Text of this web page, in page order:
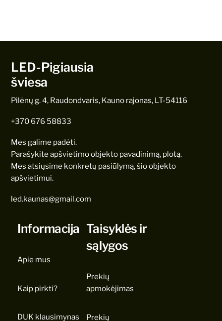
LED-Pigiausia
šviesa
Pilėnų g. 4, Raudondvaris, Kauno rajonas, LT-54116
+370 676 58833
Mes galime padėti.
Parašykite apšvietimo objekto pavadinimą, plotą.
Mes atsiųsime konkretų pasiūlymą, šio objekto
apšvietimui.
led.kaunas@gmail.com
Informacija
Apie mus
Kaip pirkti?
DUK klausimynas
Taisyklės ir
sąlygos
Prekių
apmokėjimas
Prekių